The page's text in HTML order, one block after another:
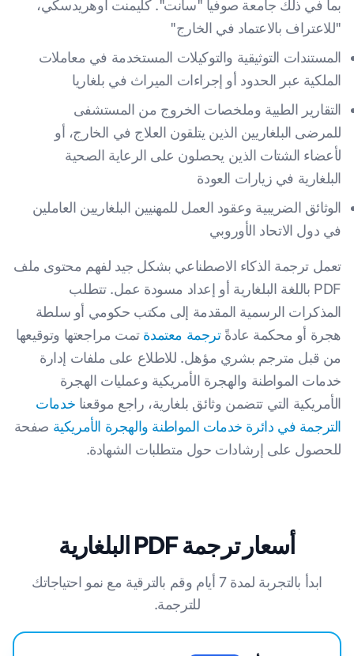
بما في ذلك جامعة صوفيا "سانت". كليمنت أوهريدسكي،
"للاعتراف بالاعتماد في الخارج"
المستندات التوثيقية والتوكيلات المستخدمة في معاملات
الملكية عبر الحدود أو إجراءات الميراث في بلغاريا
التقارير الطبية وملخصات الخروج من المستشفى
للمرضى البلغاريين الذين يتلقون العلاج في الخارج، أو
لأعضاء الشتات الذين يحصلون على الرعاية الصحية
البلغارية في زيارات العودة
الوثائق الضريبية وعقود العمل للمهنيين البلغاريين العاملين
في دول الاتحاد الأوروبي
تعمل ترجمة الذكاء الاصطناعي بشكل جيد لفهم محتوى ملف
PDF باللغة البلغارية أو إعداد مسودة عمل. تتطلب
المذكرات الرسمية المقدمة إلى مكتب حكومي أو سلطة
هجرة أو محكمة عادةًترجمة معتمدة تمت مراجعتها وتوقيعها
من قبل مترجم بشري مؤهل. للاطلاع على ملفات إدارة
خدمات المواطنة والهجرة الأمريكية وعمليات الهجرة
الأمريكية التي تتضمن وثائق بلغارية، راجع موقعنا خدمات
الترجمة في دائرة خدمات المواطنة والهجرة الأمريكية صفحة
للحصول على إرشادات حول متطلبات الشهادة.
أسعار ترجمة PDF البلغارية
ابدأ بالتجربة لمدة 7 أيام وقم بالترقية مع نمو احتياجاتك
للترجمة.